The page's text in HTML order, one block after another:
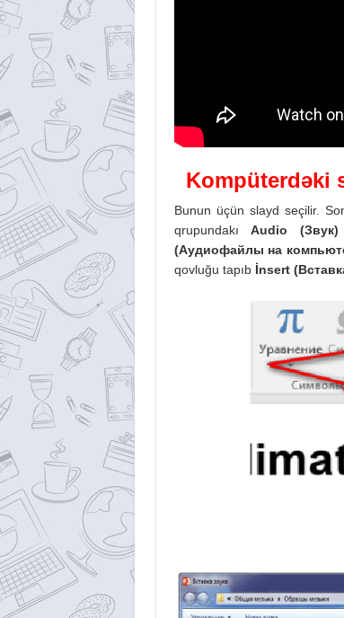
Kompüterdəki
Bunun üçün slayd seçilir.
qrupundakıAudio (Звук)
(Аудиофайлы на
qovluğu tapıb İnsert (